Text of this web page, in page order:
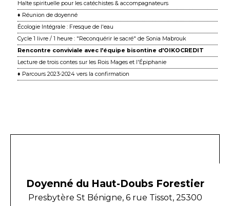
Halte spirituelle pour les catéchistes & accompagnateurs
♦ Réunion de doyenné
Écologie Intégrale : Fresque de l'eau
Cycle 1 livre / 1 heure : "Reconquérir le sacré" de Sonia Mabrouk
Rencontre conviviale avec l'équipe bisontine d'OIKOCREDIT
Lecture de trois contes sur les Rois Mages et l'Épiphanie
♦ Parcours 2023-2024 vers la confirmation
Doyenné du Haut-Doubs Forestier
Presbytère St Bénigne, 6 rue Tissot, 25300